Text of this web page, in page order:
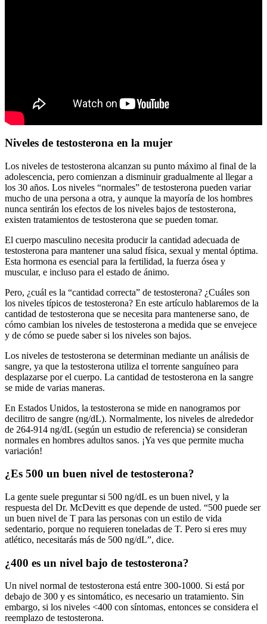
Niveles de testosterona en la mujer
Los niveles de testosterona alcanzan su punto máximo al final de la
adolescencia, pero comienzan a disminuir gradualmente al llegar a
los 30 años. Los niveles “normales” de testosterona pueden variar
mucho de una persona a otra, y aunque la mayoría de los hombres
nunca sentirán los efectos de los niveles bajos de testosterona,
existen tratamientos de testosterona que se pueden tomar.
El cuerpo masculino necesita producir la cantidad adecuada de
testosterona para mantener una salud física, sexual y mental óptima.
Esta hormona es esencial para la fertilidad, la fuerza ósea y
muscular, e incluso para el estado de ánimo.
Pero, ¿cuál es la “cantidad correcta” de testosterona? ¿Cuáles son
los niveles típicos de testosterona? En este artículo hablaremos de la
cantidad de testosterona que se necesita para mantenerse sano, de
cómo cambian los niveles de testosterona a medida que se envejece
y de cómo se puede saber si los niveles son bajos.
Los niveles de testosterona se determinan mediante un análisis de
sangre, ya que la testosterona utiliza el torrente sanguíneo para
desplazarse por el cuerpo. La cantidad de testosterona en la sangre
se mide de varias maneras.
En Estados Unidos, la testosterona se mide en nanogramos por
decilitro de sangre (ng/dL). Normalmente, los niveles de alrededor
de 264-914 ng/dL (según un estudio de referencia) se consideran
normales en hombres adultos sanos. ¡Ya ves que permite mucha
variación!
¿Es 500 un buen nivel de testosterona?
La gente suele preguntar si 500 ng/dL es un buen nivel, y la
respuesta del Dr. McDevitt es que depende de usted. “500 puede ser
un buen nivel de T para las personas con un estilo de vida
sedentario, porque no requieren toneladas de T. Pero si eres muy
atlético, necesitarás más de 500 ng/dL”, dice.
¿400 es un nivel bajo de testosterona?
Un nivel normal de testosterona está entre 300-1000. Si está por
debajo de 300 y es sintomático, es necesario un tratamiento. Sin
embargo, si los niveles <400 con síntomas, entonces se considera el
reemplazo de testosterona.